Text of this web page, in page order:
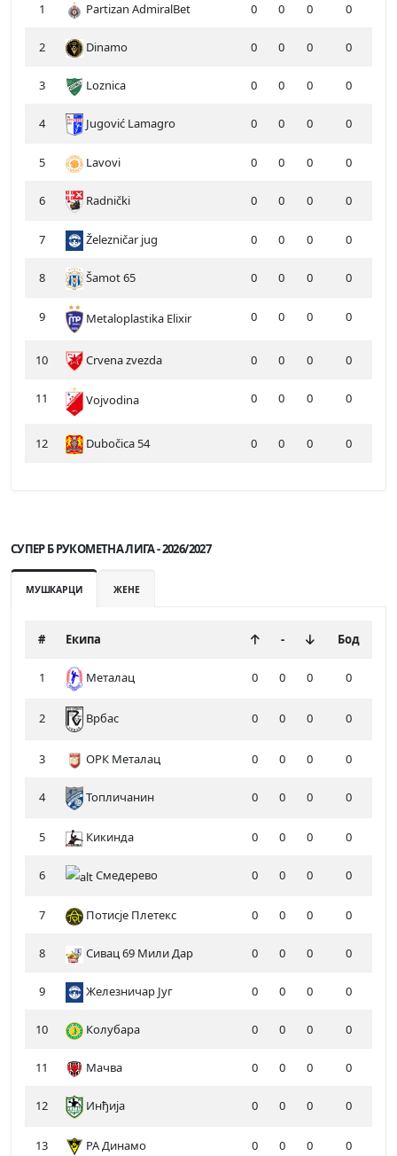
1 Partizan AdmiralBet 0 0 0 0
2 Dinamo 0 0 0 0
3 Loznica 0 0 0 0
4 Jugović Lamagro 0 0 0 0
5 Lavovi 0 0 0 0
6 Radnički 0 0 0 0
7 Železničar jug 0 0 0 0
8 Šamot 65 0 0 0 0
9 Metaloplastika Elixir 0 0 0 0
10 Crvena zvezda 0 0 0 0
11 Vojvodina 0 0 0 0
12 Dubočica 54 0 0 0 0
СУПЕР Б РУКОМЕТНА ЛИГА - 2026/2027
МУШКАРЦИ ЖЕНЕ
# Екипа - Бод
1 Металац 0 0 0 0
2 Врбас 0 0 0 0
3 ОРК Металац 0 0 0 0
4 Топличанин 0 0 0 0
5 Кикинда 0 0 0 0
6 Смедерево 0 0 0 0
7 Потисје Плетекс 0 0 0 0
8 Сивац 69 Мили Дар 0 0 0 0
9 Железничар Југ 0 0 0 0
10 Колубара 0 0 0 0
11 Мачва 0 0 0 0
12 Инђија 0 0 0 0
13 РА Динамо 0 0 0 0